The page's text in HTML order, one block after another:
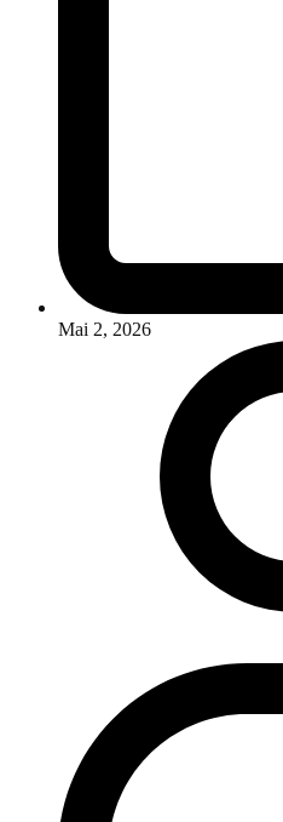
Mai 2, 2026